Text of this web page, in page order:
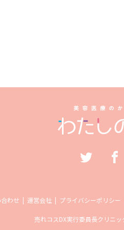
わせ 運営会社 プライバシーポリシー
売れコスDX実行委員長クリニッ